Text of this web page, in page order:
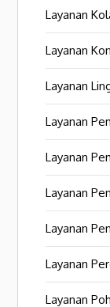
Layanan
Layanan
Layanan
Layanan
Layanan
Layanan
Layanan
Layanan
Layanan